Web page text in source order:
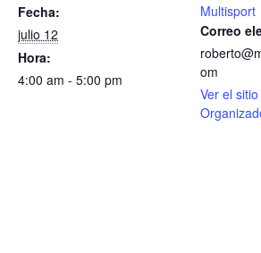
Fecha:
julio 12
Hora:
4:00 am - 5:00 pm
Multisport
Correo
om
Ver el